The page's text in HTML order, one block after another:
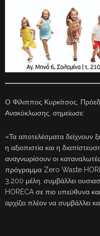
Ο Φίλιππος Κυρκίτσος,
Ανακύκλωσης, σημείωσε:
«Τα αποτελέσματα δείχνουν
η αξιοπιστία και η
αναγνωρίσουν οι
πρόγραμμα Zero Waste
3.200 μέλη, συμβάλλει
HORECA σε πιο υπεύθυνα
αρχίζει πλέον να συμβάλλει